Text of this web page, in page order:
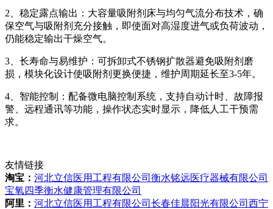
2、稳定露点输出：大容量吸附剂床与均匀气流分布技术，确
保空气与吸附剂充分接触，即使面对高湿度进气或负荷波动，
仍能稳定输出干燥空气。
3、长寿命与易维护：可拆卸式不锈钢扩散器避免吸附剂磨
损，模块化设计使吸附剂更换便捷，维护周期延长至3-5年。
4、智能控制：配备微电脑控制系统，支持自动计时、故障报
警、远程通讯等功能，操作状态实时显示，降低人工干预需
求。
友情链接
淘宝： 河北立信医用工程有限公司 衡水铭远医疗器械有限公司
宝氧四季衡水健康管理有限公司
阿里： 河北立信医用工程有限公司 长春佳晨阳光有限公司 西宁